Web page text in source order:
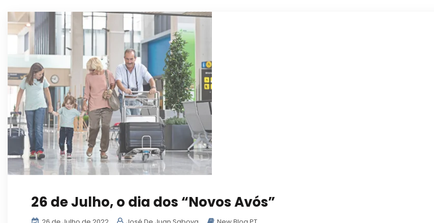
26 de Julho, o dia dos “Novos Avós”